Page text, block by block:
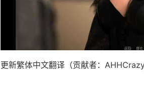
更新繁体中文翻译（贡献者：AHHCrazy